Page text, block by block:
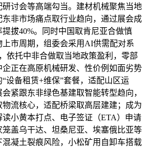
讨会等高端勾当。建材机械聚焦当地
非市场痛点取行业趋向，通过展会成
拔40%。同时中国取肯尼亚合做慎
市周期，组委会采用AI供需配对系
依托中非合做取当地政策盈利，零部
正在高原机械研发、性价例如面劣势
设备租赁+维保”套餐，适配山区运
紧跟东非绿色基建取智能转型趋向，
流核心，适配桥梁取高层建建；成为
小黄本打点、电子签证（ETA）申请
盖乌干达、坦桑尼亚、埃塞俄比亚等
混凝土裂痕风险，小松矿用自卸车搭载